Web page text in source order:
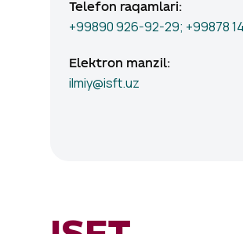
Telefon raqamlari:
+99890 926-92-29; +99878
Elektron manzil:
ilmiy@isft.uz